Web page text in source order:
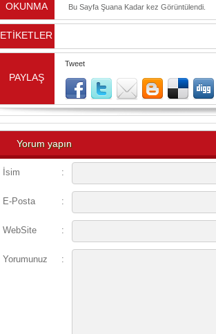
OKUNMA Bu Sayfa Şuana Kadar kez Görüntülendi.
ETİKETLER
PAYLAŞ
Tweet
Yorum yapın
İsim :
E-Posta :
WebSite :
Yorumunuz :